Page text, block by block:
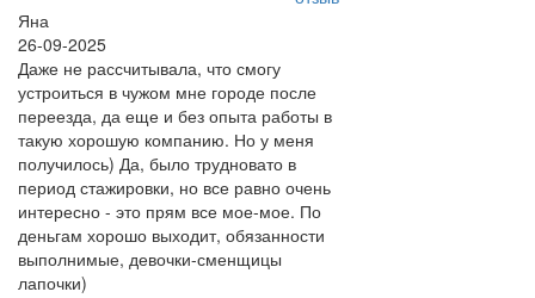
Яна
26-09-2025
Даже не рассчитывала, что смогу
устроиться в чужом мне городе после
переезда, да еще и без опыта работы в
такую хорошую компанию. Но у меня
получилось) Да, было трудновато в
период стажировки, но все равно очень
интересно - это прям все мое-мое. По
деньгам хорошо выходит, обязанности
выполнимые, девочки-сменщицы
лапочки)